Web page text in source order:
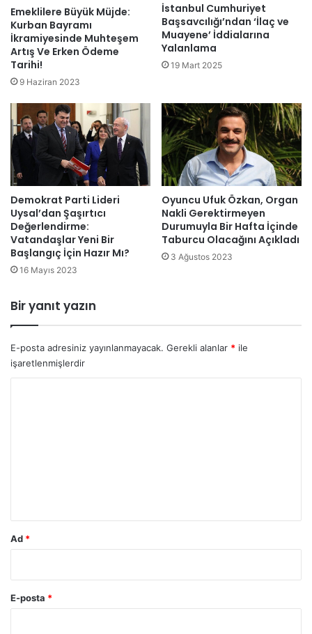
Emeklilere Büyük Müjde:
Kurban Bayramı
İkramiyesinde Muhteşem
Artış Ve Erken Ödeme
Tarihi!
9 Haziran 2023
İstanbul Cumhuriyet
Başsavcılığı’ndan ‘İlaç ve
Muayene’ İddialarına
Yalanlama
19 Mart 2025
Demokrat Parti Lideri
Uysal’dan Şaşırtıcı
Değerlendirme:
Vatandaşlar Yeni Bir
Başlangıç İçin Hazır Mı?
16 Mayıs 2023
Oyuncu Ufuk Özkan, Organ
Nakli Gerektirmeyen
Durumuyla Bir Hafta İçinde
Taburcu Olacağını Açıkladı
3 Ağustos 2023
Bir yanıt yazın
E-posta adresiniz yayınlanmayacak. Gerekli alanlar * ile
işaretlenmişlerdir
Ad *
E-posta *